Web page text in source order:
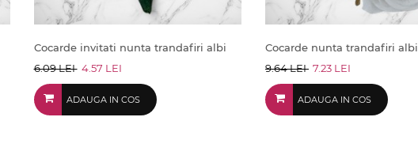
Cocarde invitati nunta trandafiri albi
6.09 LEI 4.57 LEI
ADAUGA IN COS
Cocarde nunta trandafiri albi
9.64 LEI 7.23 LEI
ADAUGA IN COS